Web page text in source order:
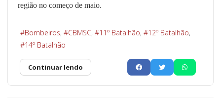
região no começo de maio.
Bombeiros CBMSC 11º Batalhão
12º Batalhão
14º Batalhão
Continuar lendo